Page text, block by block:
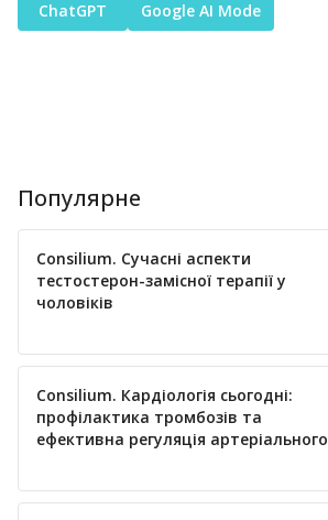
ChatGPT
Google AI Mode
Популярне
Consilium. Сучасні аспекти
тестостерон-замісної терапії у
чоловіків
Consilium. Кардіологія сьогодні:
профілактика тромбозів та
ефективна регуляція артеріального